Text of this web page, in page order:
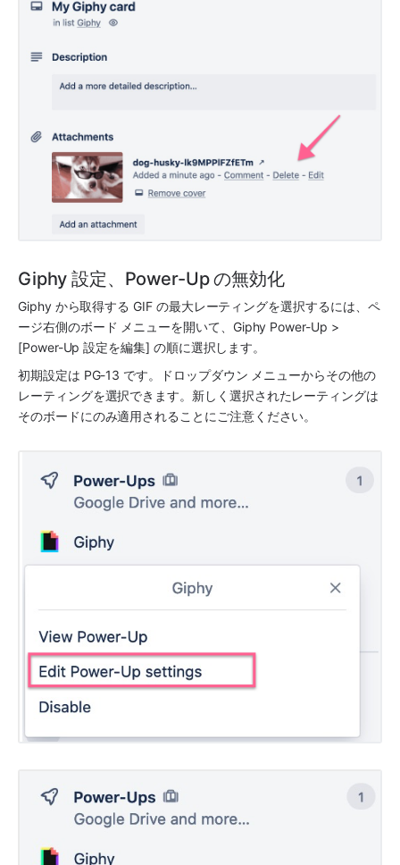
Giphy 設定、Power-Up の無効化
Giphy から取得する GIF の最大レーティングを選択するには、ペ
ージ右側のボード メニューを開いて、Giphy Power-Up >
[Power-Up 設定を編集] の順に選択します。
初期設定は PG-13 です。ドロップダウン メニューからその他の
レーティングを選択できます。新しく選択されたレーティングは
そのボードにのみ適用されることにご注意ください。